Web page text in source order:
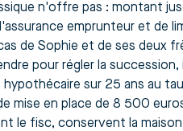
n'offre pas : montant
emprunteur et de
de Sophie et de ses deux
pour régler la
sur 25 ans au
mise en place de 8 500
le fisc, conservent la